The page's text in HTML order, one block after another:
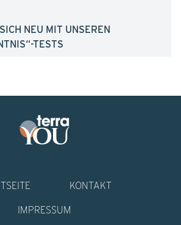
NEU MIT UNSEREN
TESTS
KONTAKT
IMPRESSUM